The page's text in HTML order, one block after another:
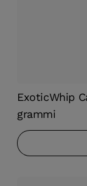
ExoticWhip
grammi